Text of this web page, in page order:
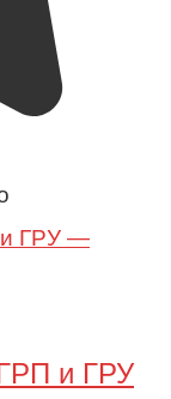
и ГРУ